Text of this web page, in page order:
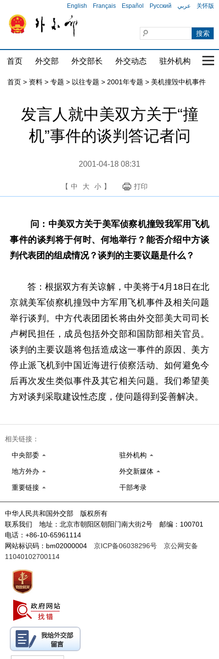
English Français Español Русский عربي 关怀版
首页 外交部 外交部长 外交动态 驻外机构 国
首页 > 资料 > 专题 > 以往专题 > 2001年专题 > 美机撞毁中机事件
发言人就中美双方关于“撞
机”事件的谈判答记者问
2001-04-18 08:31
【 中 大 小 】 打印
问：中美双方关于美军侦察机撞毁我军用飞机
事件的谈判将于何时、何地举行？能否介绍中方谈
判代表团的组成情况？谈判的主要议题是什么？
答：根据双方有关谅解，中美将于4月18日在北
京就美军侦察机撞毁中方军用飞机事件及相关问题
举行谈判。中方代表团团长将由外交部美大司司长
卢树民担任，成员包括外交部和国防部相关官员。
谈判的主要议题将包括造成这一事件的原因、美方
停止派飞机到中国近海进行侦察活动、如何避免今
后再次发生类似事件及其它相关问题。我们希望美
方对谈判采取建设性态度，使问题得到妥善解决。
相关链接：
中央部委 驻外机构
地方外办 外交新媒体
重要链接 干部考录
中华人民共和国外交部 版权所有
联系我们 地址：北京市朝阳区朝阳门南大街2号 邮编：100701
电话：+86-10-65961114
网站标识码：bm02000004 京ICP备06038296号
京公网安备
11040102700114